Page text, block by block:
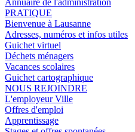
Annuaire de l'administration
PRATIQUE
Bienvenue à Lausanne
Adresses, numéros et infos utiles
Guichet virtuel
Déchets ménagers
Vacances scolaires
Guichet cartographique
NOUS REJOINDRE
L'employeur Ville
Offres d'emploi
Apprentissage